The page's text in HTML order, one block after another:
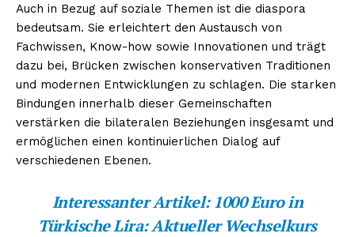
Auch in Bezug auf soziale Themen ist die diaspora
bedeutsam. Sie erleichtert den Austausch von
Fachwissen, Know-how sowie Innovationen und trägt
dazu bei, Brücken zwischen konservativen Traditionen
und modernen Entwicklungen zu schlagen. Die starken
Bindungen innerhalb dieser Gemeinschaften
verstärken die bilateralen Beziehungen insgesamt und
ermöglichen einen kontinuierlichen Dialog auf
verschiedenen Ebenen.
Interessanter Artikel:1000 Euro in
Türkische Lira: Aktueller Wechselkurs